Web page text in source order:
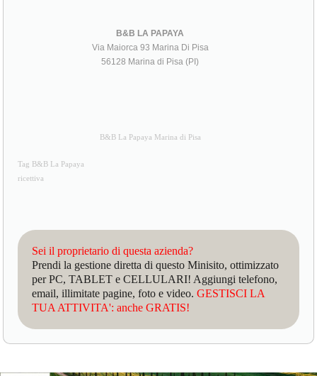
B&B LA PAPAYA
Via Maiorca 93 Marina Di Pisa
56128 Marina di Pisa (PI)
B&B La Papaya Marina di Pisa
Tag B&B La Papaya
ricettiva
Sei il proprietario di questa azienda?
Prendi la gestione diretta di questo Minisito, ottimizzato
per PC, TABLET e CELLULARI! Aggiungi telefono,
email, illimitate pagine, foto e video.GESTISCI LA
TUA ATTIVITA': anche GRATIS!